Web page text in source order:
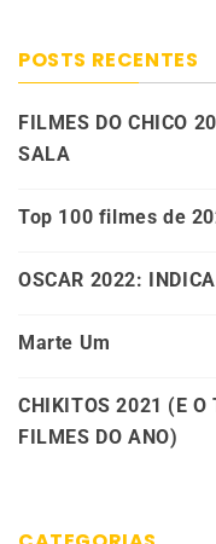
POSTS RECENTES
FILMES DO CHICO
SALA
Top 100 filmes de
OSCAR 2022:
Marte Um
CHIKITOS 2021 (E O
FILMES DO ANO)